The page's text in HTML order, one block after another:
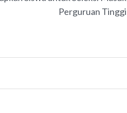
Perguruan Tinggi